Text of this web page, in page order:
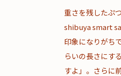
重さを残したぷ
shibuya smart
印象になりがち
らいの長さにす
すよ」。さらに